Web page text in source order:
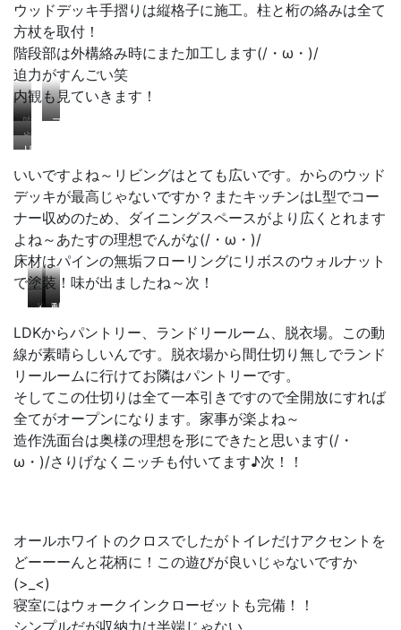
し
て
き
ま
し
た
よ
♪
サ
イ
デ
ン
グ
い
ウッドデッキ手摺りは縦格子に施工。柱と桁の絡みは全て
方杖を取付！
階段部は外構絡み時にまた加工します(/・ω・)/
迫力がすんごい笑
内観も見ていきます！
吹
抜
の
LDK
コ
ー
設
置
の
キ
ッ
チ
ン
や
は
り
型
は
い
い
で
す
リ
ン
グ
か
ら
の
ウ
ッ
ッ
キ
いいですよね～リビングはとても広いです。からのウッド
デッキが最高じゃないですか？またキッチンはL型でコー
ナー収めのため、ダイニングスペースがより広くとれます
よね～あたすの理想でんがな(/・ω・)/
床材はパインの無垢フローリングにリボスのウォルナット
で塗装！味が出ましたね～次！
造
作
洗
面
パ
ン
ト
リ
ー
の
納
ス
ペ
ラ
ン
ド
リ
ー
ル
ー
ム
も
完
動
線
が
素
晴
ら
し
い
LDKからパントリー、ランドリールーム、脱衣場。この動
線が素晴らしいんです。脱衣場から間仕切り無しでランド
リールームに行けてお隣はパントリーです。
そしてこの仕切りは全て一本引きですので全開放にすれば
全てがオープンになります。家事が楽よね～
造作洗面台は奥様の理想を形にできたと思います(/・
ω・)/さりげなくニッチも付いてます♪次！！
オールホワイトのクロスでしたがトイレだけアクセントを
どーーーんと花柄に！この遊びが良いじゃないですか
(>_<)
寝室にはウォークインクローゼットも完備！！
シンプルだが収納力は半端じゃない。